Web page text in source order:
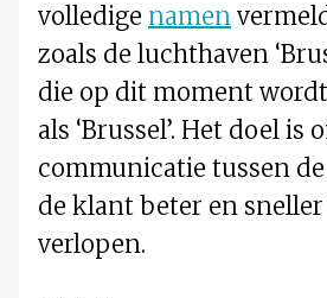
volledige namen
zoals de luchthaven
die op dit moment
als ‘Brussel’. Het doel is
communicatie tussen
de klant beter en
verlopen.